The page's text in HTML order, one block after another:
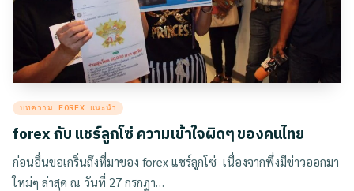
Posted
บทความ FOREX แนะนำ
forex กับ แชร์ลูกโซ่ ความเข้าใจผิดๆ ของคนไทย
ก่อนอื่นขอเกริ่นถึงที่มาของ forex แชร์ลูกโซ่ เนื่องจากพึ่งมีข่าวออกมา
ใหม่ๆ ล่าสุด ณ วันที่ 27 กรกฏา…